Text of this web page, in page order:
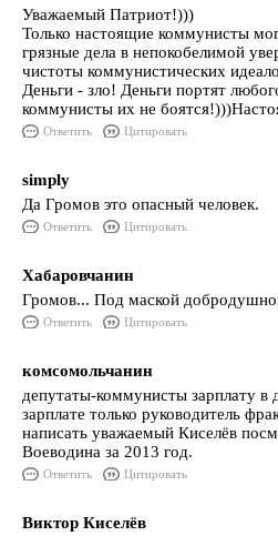
Уважаемый Патриот!)))
Только настоящие коммунисты
грязные дела в непокобелимой
чистоты коммунистических
Деньги - зло! Деньги портят
коммунисты их не
Ответить Цитировать
simply
Да Громов это опасный человек.
Ответить Цитировать
Хабаровчанин
Громов... Под маской
Ответить Цитировать
комсомольчанин
депутаты-коммунисты зарплату в
зарплате только руководитель
написать уважаемый Киселёв
Воеводина за 2013 год.
Ответить Цитировать
Виктор Киселёв